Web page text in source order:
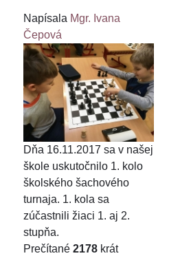
Napísala Mgr. Ivana
Čepová
Dňa 16.11.2017 sa v našej
škole uskutočnilo 1. kolo
školského šachového
turnaja. 1. kola sa
zúčastnili žiaci 1. aj 2.
stupňa.
Prečítané 2178 krát